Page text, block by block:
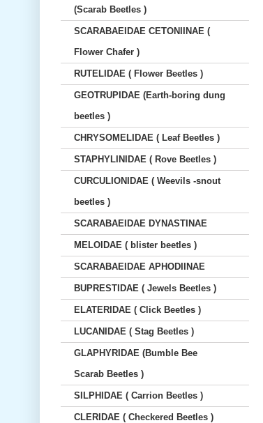
(Scarab Beetles )
SCARABAEIDAE CETONIINAE (
Flower Chafer )
RUTELIDAE ( Flower Beetles )
GEOTRUPIDAE (Earth-boring dung
beetles )
CHRYSOMELIDAE ( Leaf Beetles )
STAPHYLINIDAE ( Rove Beetles )
CURCULIONIDAE ( Weevils -snout
beetles )
SCARABAEIDAE DYNASTINAE
MELOIDAE ( blister beetles )
SCARABAEIDAE APHODIINAE
BUPRESTIDAE ( Jewels Beetles )
ELATERIDAE ( Click Beetles )
LUCANIDAE ( Stag Beetles )
GLAPHYRIDAE (Bumble Bee
Scarab Beetles )
SILPHIDAE ( Carrion Beetles )
CLERIDAE ( Checkered Beetles )